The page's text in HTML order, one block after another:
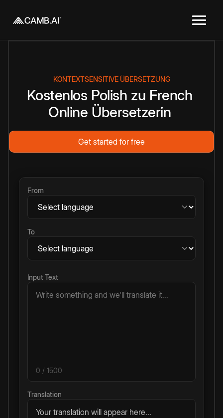
KONTEXTSENSITIVE ÜBERSETZUNG
Kostenlos Polish zu French
Online Übersetzerin
Get started for free
From
To
Input Text
0 / 1500
Translation
Your translation will appear here...